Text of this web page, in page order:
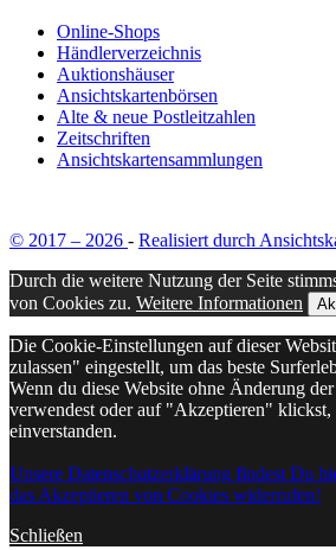
Online-Shops
Händlerverzeichnis
Auktionshäuser
Ansichtskartenbörsen
Alte & neue Postleitzahlen
Zeitschriften
Ansichtskartensammlungen
© 2017 – 2026 - Realisiert durch
Durch die weitere Nutzung der Seite
von Cookies zu. Weitere Informationen
Die Cookie-Einstellungen auf dieser
zulassen" eingestellt, um das beste
Wenn du diese Website ohne Änderung
verwendest oder auf "Akzeptieren" klickst,
einverstanden.
Unsere Datenschutzerklärung findest Du
das Akzeptieren von Cookies widerrufen!
Schließen